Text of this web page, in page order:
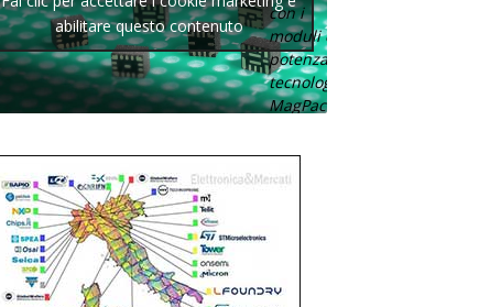
con i
moduli di
potenza con
tecnologia
MagPack.
abilitare questo contenuto